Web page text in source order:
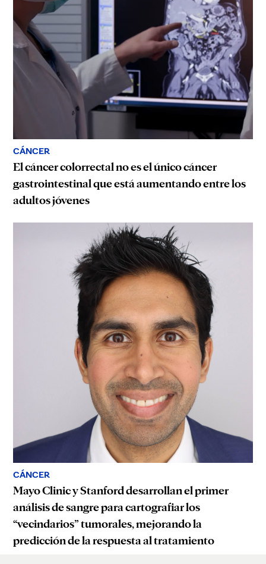
CÁNCER
El cáncer colorrectal no es el único cáncer
gastrointestinal que está aumentando entre los
adultos jóvenes
CÁNCER
Mayo Clinic y Stanford desarrollan el primer
análisis de sangre para cartografiar los
“vecindarios” tumorales, mejorando la
predicción de la respuesta al tratamiento